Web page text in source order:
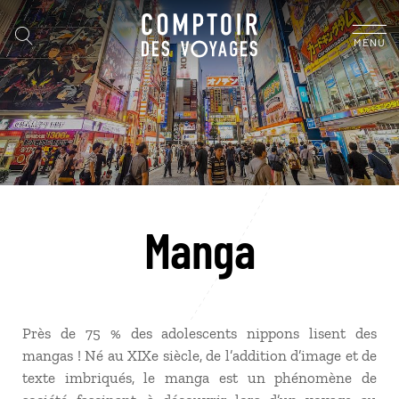
MENU
Manga
Près de 75 % des adolescents nippons lisent des
mangas ! Né au XIXe siècle, de l’addition d’image et de
texte imbriqués, le manga est un phénomène de